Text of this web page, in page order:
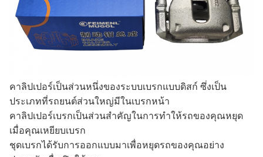
คาลิปเปอร์เป็นส่วนหนึ่งของระบบเบรกแบบดิสก์ ซึ่งเป็น
ประเภทที่รถยนต์ส่วนใหญ่มีในเบรกหน้า
คาลิปเปอร์เบรกเป็นส่วนสำคัญในการทำให้รถของคุณหยุด
เมื่อคุณเหยียบเบรก
ชุดเบรกได้รับการออกแบบมาเพื่อหยุดรถของคุณอย่าง